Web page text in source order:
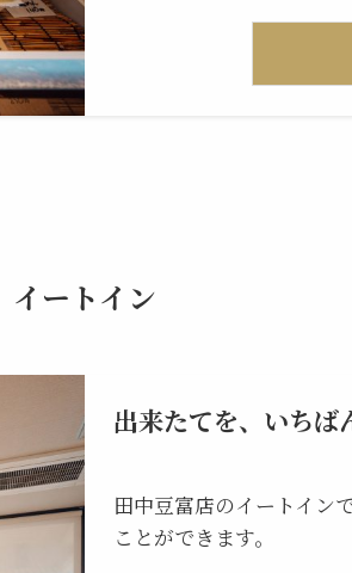
イートイン
出来たてを、いちば
田中豆富店のイートイン
ことができます。